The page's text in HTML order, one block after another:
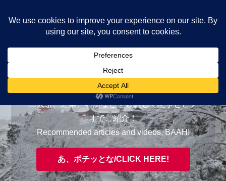
EVAAH!
おすすめ/RECOMMENDED
三大祭、紅葉、名所などを厳選して記事とビデ
オでご紹介！
Recommended articles and videos, BAAH!
あ、ポチッとな/CLICK HERE!